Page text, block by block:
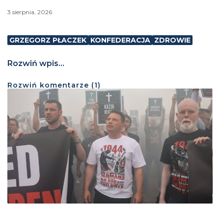
3 sierpnia, 2026
GRZEGORZ PŁACZEK KONFEDERACJA ZDROWIE
Rozwiń wpis...
Rozwiń komentarze (1)